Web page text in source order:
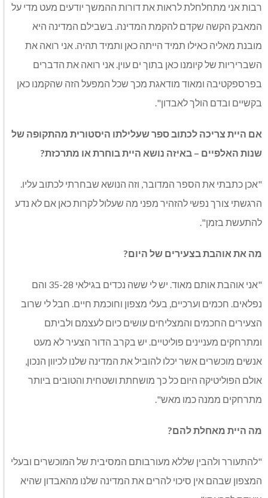
רבות אני מתחלחלת לראות את דורות ההמשך יודעים מעט מדי על
המאבק הקשה שקדם להקמת המדינה. בשבילם המדינה היא
מובנת מאליה כאילו תמיד הייתה כאן ותמיד תהיה. אני רואה את
השבריריות של קיומנו כאן בתוך ים עוין. אני רואה את הדברים
בפרספקטיבה ומאוד מודאגת מכך שכל המפעל הזה שהקמנו כאן
בקשיים ובדם הולך לאבדון".
אם היית צריכה לכתוב ספר שעלילתו היסטורית מהתקופה של
שנות האלפיים – באיזה נושא היית בוחרת או מתרכזת?
"אכן כתבתי את הספר המדובר, וזה הנושא שבחרתי לכתוב עליו.
הרגשתי צורך נפשי להזהיר מפני מה שעלול לקרות כאן אם לא נדע
להתעשת בזמן".
מה את אוהבת בצעירים של היום?
"אני אוהבת אותם מאוד. יש לי ששה נכדים בגילאי 35-28 והם
נפלאים. חכמים וערכיים, בעלי מצפון וחוכמת חיים. חבל לי שרוב
הצעירים החכמים והמצליחים עושים כיום לעצמם ולביתם
ומתרחקים מעניינים פוליטיים. יש בקרב הדור הצעיר לא מעט
אנשים מוכשרים אשר יכלו להוביל את המדינה שלנו לכיוון הנכון,
אולם הפוליטיקה היום כל כך מושחתת ושטחית והטובים ביותר
מתרחקים ממנה כמו מאש".
מה היית מאחלת להם?
"להתעורר ולהבין שללא מעורבותם המסיבית של המוכשרים ובעלי
המצפון שבהם אין סיכוי להרים את המדינה שלנו מהאבדון שהיא